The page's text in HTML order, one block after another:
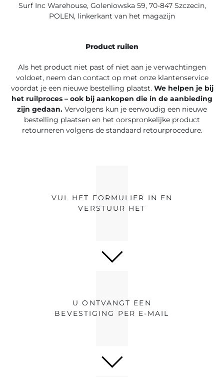
Surf Inc Warehouse, Goleniowska 59, 70-847 Szczecin,
POLEN, linkerkant van het magazijn
Product ruilen
Als het product niet past of niet aan je verwachtingen
voldoet, neem dan contact op met onze klantenservice
voordat je een nieuwe bestelling plaatst. We helpen je bij
het ruilproces – ook bij aankopen die in de aanbieding
zijn gedaan. Vervolgens kun je eenvoudig een nieuwe
bestelling plaatsen en het oorspronkelijke product
retourneren volgens de standaard retourprocedure.
VUL HET FORMULIER IN EN
VERSTUUR HET
U ONTVANGT EEN
BEVESTIGING PER E-MAIL